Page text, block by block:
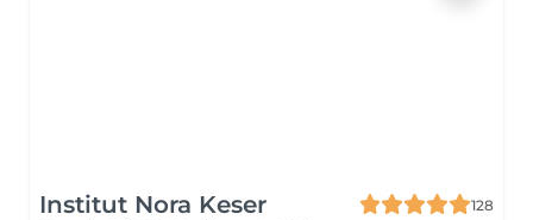
Institut Nora Keser
128